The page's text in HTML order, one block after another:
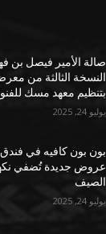
صالة الأمير فيصل بن
بتنظيم معهد مسك
يوليو 24, 2025
بون بون كافيه في
عروض جديدة تُضفي
الصيف
يوليو 24, 2025